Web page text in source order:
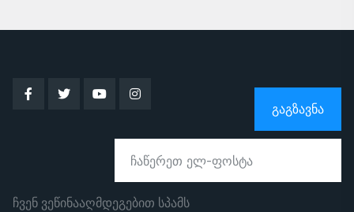
ᲒᲐᲒᲖᲐᲕᲜᲐ
ჩვენ ვეწინააღმდეგებით სპამს